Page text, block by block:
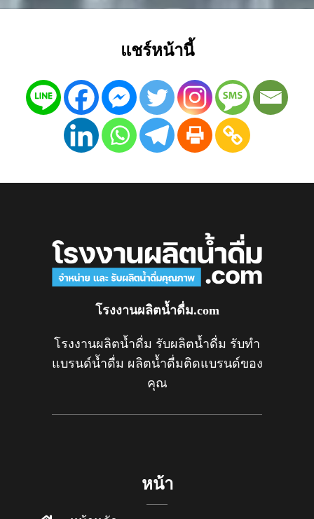
แชร์หน้านี้
โรงงานผลิตน้ำดื่ม.com
โรงงานผลิตน้ำดื่ม รับผลิตน้ำดื่ม รับทำ
แบรนด์น้ำดื่ม ผลิตน้ำดื่มติดแบรนด์ของ
คุณ
หน้า